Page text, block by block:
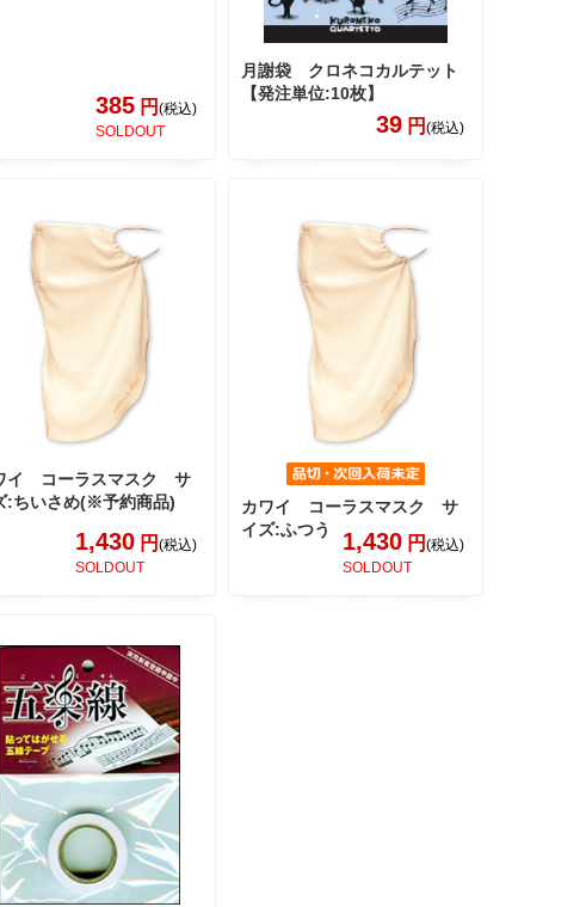
385 円 (税込)
SOLDOUT
月謝袋 クロネコカルテット
【発注単位:10枚】
39 円 (税込)
イ コーラスマスク サ
:ちいさめ(※予約商品)
1,430 円 (税込)
SOLDOUT
カワイ コーラスマスク サ
イズ:ふつう
1,430 円 (税込)
SOLDOUT